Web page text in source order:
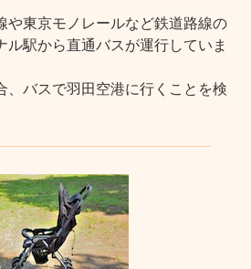
や東京モノレールなど鉄道路線の
ル駅から直通バスが運行していま
、バスで羽田空港に行くことを検